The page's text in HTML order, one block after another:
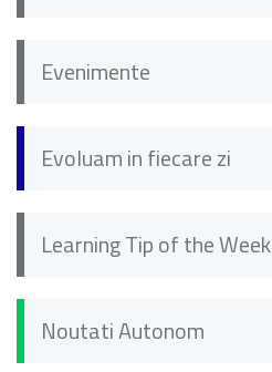
Evenimente
Evoluam in fiecare zi
Learning Tip of the Week
Noutati Autonom